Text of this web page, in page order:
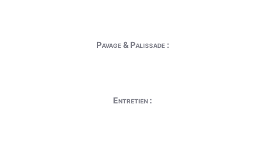
Pavage & Palissade :
Entretien :